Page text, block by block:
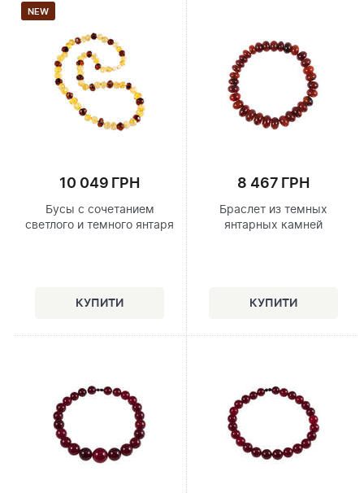
NEW
10 049 ГРН
Бусы с сочетанием
светлого и темного янтаря
8 467 ГРН
Браслет из темных
янтарных камней